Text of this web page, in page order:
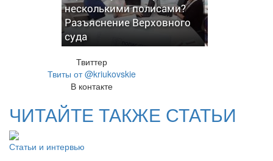
несколькими полисами?
Разъяснение Верховного
суда
Твиттер
Твиты от @kriukovskie
В контакте
ЧИТАЙТЕ ТАКЖЕ СТАТЬИ
Статьи и интервью